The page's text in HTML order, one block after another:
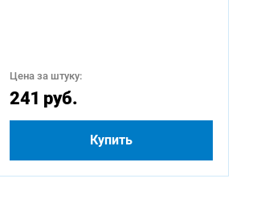
Цена за штуку:
241 руб.
Купить